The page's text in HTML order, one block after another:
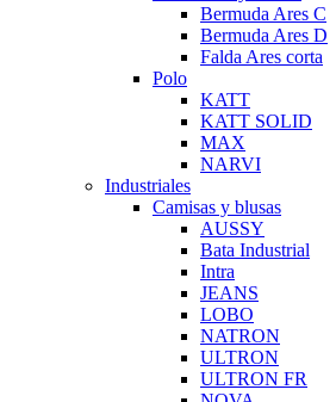
Bermuda Ares C
Bermuda Ares D
Falda Ares corta
Polo
KATT
KATT SOLID
MAX
NARVI
Industriales
Camisas y blusas
AUSSY
Bata Industrial
Intra
JEANS
LOBO
NATRON
ULTRON
ULTRON FR